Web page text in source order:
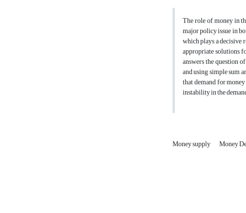
The role of money in
major policy issue in
which plays a decisive
appropriate solutions
answers the question
and using simple sum
that demand for
instability in the
Money supply Money